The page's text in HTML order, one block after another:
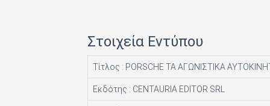
ICONS TV ΜΟΝΟΠΡΟΣΩΠΗ Ι Κ Ε
INFO EDITIONS Ε Ε
INTRACORD ΛΕΝΑ ΜΟΝΟΠΡΟΣΩΠΗ ΙΚΕ
Στοιχεία Εντύπου
Τίτλος : PORSCHE ΤΑ ΑΓΩΝΙΣΤΙΚΑ
Εκδότης : CENTAURIA EDITOR SRL